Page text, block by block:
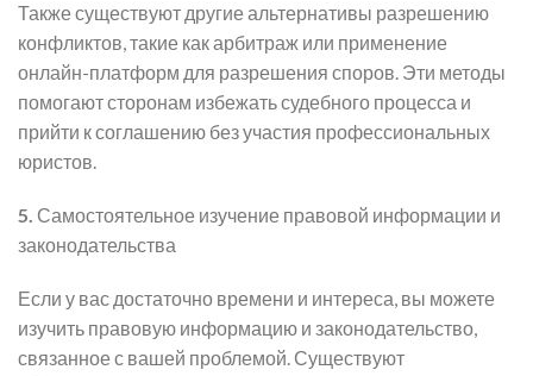
Также существуют другие альтернативы разрешению
конфликтов, такие как арбитраж или применение
онлайн-платформ для разрешения споров. Эти методы
помогают сторонам избежать судебного процесса и
прийти к соглашению без участия профессиональных
юристов.
5. Самостоятельное изучение правовой информации и
законодательства
Если у вас достаточно времени и интереса, вы можете
изучить правовую информацию и законодательство,
связанное с вашей проблемой. Существуют